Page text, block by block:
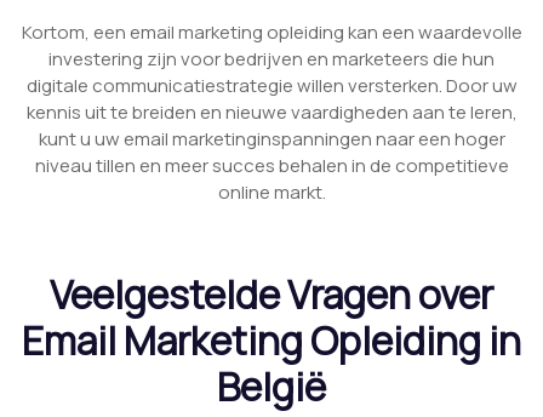
Kortom, een email marketing opleiding kan een waardevolle
investering zijn voor bedrijven en marketeers die hun
digitale communicatiestrategie willen versterken. Door uw
kennis uit te breiden en nieuwe vaardigheden aan te leren,
kunt u uw email marketinginspanningen naar een hoger
niveau tillen en meer succes behalen in de competitieve
online markt.
Veelgestelde Vragen over
Email Marketing Opleiding in
België